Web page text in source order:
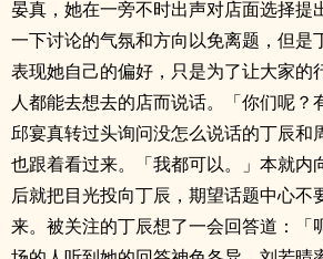
晏真，她在一旁不时出声对店面选择提
一下讨论的气氛和方向以免离题，但是
表现她自己的偏好，只是为了让大家的
人都能去想去的店而说话。「你们呢？
邱宴真转过头询问没怎么说话的丁辰和
也跟着看过来。「我都可以。」本就内
后就把目光投向丁辰，期望话题中心不
来。被关注的丁辰想了一会回答道：「